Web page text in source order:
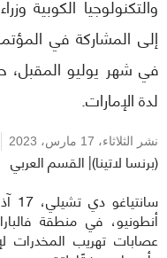
إلى المشاركة في
في شهر يوليو المقبل،
لدة الإمارات.
نشر الثلاثاء، 17 مارس، 2023
(برنسا لاتينا)| القسم العربي
أنطونيو، في منطقة
عصابات تهريب المخدرات